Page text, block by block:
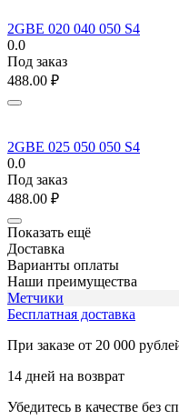
2GBE 020 040 050 S4
0.0
Под заказ
488.00 ₽
2GBE 025 050 050 S4
0.0
Под заказ
488.00 ₽
Показать ещё
Доставка
Варианты оплаты
Наши преимущества
Метчики
Бесплатная доставка
При заказе от 20 000
14 дней на возврат
Убедитесь в качестве без